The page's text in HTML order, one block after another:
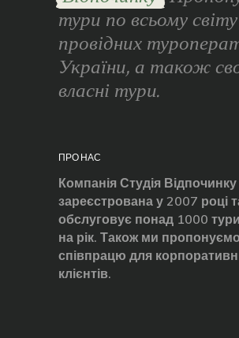
тури по всьому світу
провідних
України, а також
власні тури.
ПРО НАС
Компанія Студія Відпочинку
зареєстрована у 2007 році
обслуговує понад 1000
на рік. Також ми пропонуємо
співпрацю для
клієнтів.